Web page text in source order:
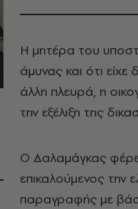
Η μητέρα του
άμυνας και ότι
άλλη πλευρά, η
την εξέλιξη της
Ο Δαλαμάγκας
επικαλούμενος την
παραγραφής με